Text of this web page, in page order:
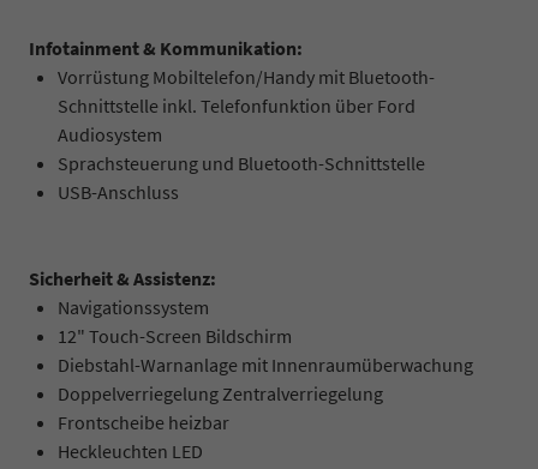
Infotainment & Kommunikation:
Vorrüstung Mobiltelefon/Handy mit Bluetooth-
Schnittstelle inkl. Telefonfunktion über Ford
Audiosystem
Sprachsteuerung und Bluetooth-Schnittstelle
USB-Anschluss
Sicherheit & Assistenz:
Navigationssystem
12" Touch-Screen Bildschirm
Diebstahl-Warnanlage mit Innenraumüberwachung
Doppelverriegelung Zentralverriegelung
Frontscheibe heizbar
Heckleuchten LED